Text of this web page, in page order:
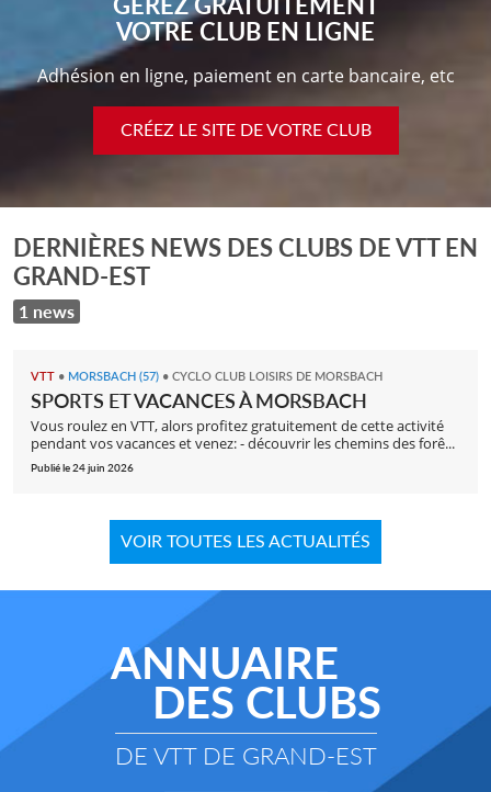
VOTRE CLUB EN LIGNE
Adhésion en ligne, paiement en carte bancaire, etc
CRÉEZ LE SITE DE VOTRE CLUB
DERNIÈRES NEWS DES CLUBS DE VTT EN
GRAND-EST
1 news
VTT • MORSBACH (57) • CYCLO CLUB LOISIRS DE MORSBACH
SPORTS ET VACANCES À MORSBACH
Vous roulez en VTT, alors profitez gratuitement de cette activité
pendant vos vacances et venez: - découvrir les chemins des forê...
Publié le 24 juin 2026
VOIR TOUTES LES ACTUALITÉS
ANNUAIRE
DES CLUBS
DE VTT DE GRAND-EST